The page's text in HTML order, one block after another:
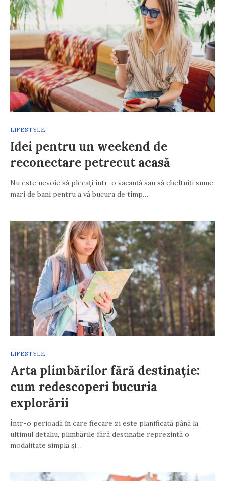
LIFESTYLE
Idei pentru un weekend de
reconectare petrecut acasă
Nu este nevoie să plecați într-o vacanță sau să cheltuiți sume
mari de bani pentru a vă bucura de timp…
LIFESTYLE
Arta plimbărilor fără destinație:
cum redescoperi bucuria
explorării
Într-o perioadă în care fiecare zi este planificată până la
ultimul detaliu, plimbările fără destinație reprezintă o
modalitate simplă și…